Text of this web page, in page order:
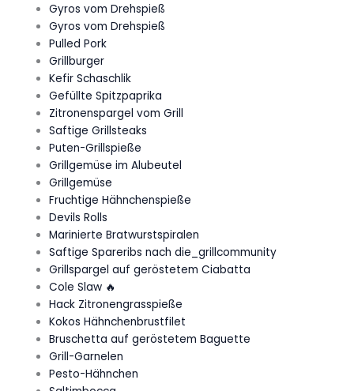
Gyros vom Drehspieß
Gyros vom Drehspieß
Pulled Pork
Grillburger
Kefir Schaschlik
Gefüllte Spitzpaprika
Zitronenspargel vom Grill
Saftige Grillsteaks
Puten-Grillspieße
Grillgemüse im Alubeutel
Grillgemüse
Fruchtige Hähnchenspieße
Devils Rolls
Marinierte Bratwurstspiralen
Saftige Spareribs nach die_grillcommunity
Grillspargel auf geröstetem Ciabatta
Cole Slaw 🔥
Hack Zitronengrasspieße
Kokos Hähnchenbrustfilet
Bruschetta auf geröstetem Baguette
Grill-Garnelen
Pesto-Hähnchen